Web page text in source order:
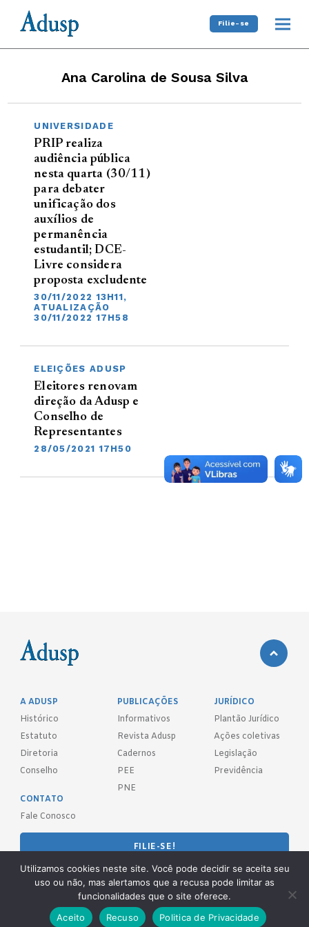
Filie-se
Ana Carolina de Sousa Silva
UNIVERSIDADE
PRIP realiza
audiência pública
nesta quarta (30/11)
para debater
unificação dos
auxílios de
permanência
estudantil; DCE-
Livre considera
proposta excludente
30/11/2022 13H11,
ATUALIZAÇÃO
30/11/2022 17H58
ELEIÇÕES ADUSP
Eleitores renovam
direção da Adusp e
Conselho de
Representantes
28/05/2021 17H50
A ADUSP
Histórico
Estatuto
Diretoria
Conselho
PUBLICAÇÕES
Informativos
Revista Adusp
Cadernos
PEE
PNE
JURÍDICO
Plantão Jurídico
Ações coletivas
Legislação
Previdência
CONTATO
Fale Conosco
FILIE-SE!
REDES SOCIAIS
Utilizamos cookies neste site. Você pode decidir se aceita seu
uso ou não, mas alertamos que a recusa pode limitar as
funcionalidades que o site oferece.
Aceito
Recuso Politica de Privacidade